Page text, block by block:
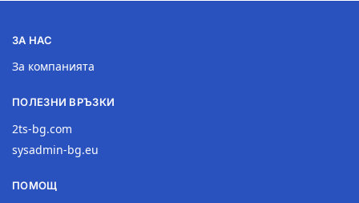
ЗА НАС
За компанията
ПОЛЕЗНИ ВРЪЗКИ
2ts-bg.com
sysadmin-bg.eu
ПОМОЩ